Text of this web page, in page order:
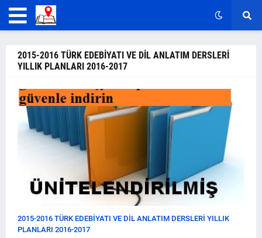
2015-2016 TÜRK EDEBİYATI VE DİL ANLATIM DERSLERİ
YILLIK PLANLARI 2016-2017
2015-2016 TÜRK EDEBİYATI VE DİL ANLATIM DERSLERİ YILLIK
PLANLARI 2016-2017